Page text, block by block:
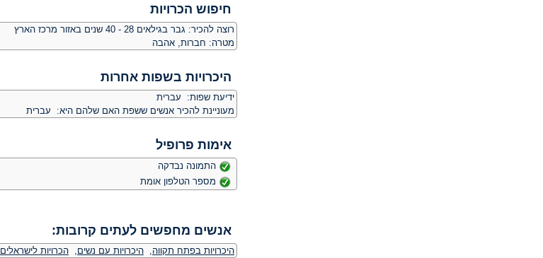
חיפוש הכרויות
רוצה להכיר: גבר בגילאים 28 - 40 שנים באזור מרכז הארץ
מטרה: חברות, אהבה
היכרויות בשפות אחרות
ידיעת שפות: עברית
מעוניינת להכיר אנשים ששפת האם שלהם היא: עברית
אימות פרופיל
התמונה נבדקה
מספר הטלפון אומת
אנשים מחפשים לעתים קרובות:
היכרויות בפתח תקווה, היכרויות עם נשים, הכרויות לישראלים